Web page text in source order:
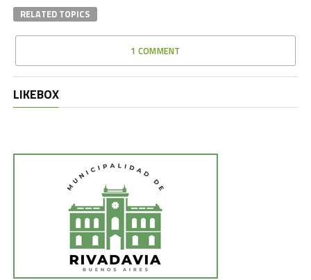
RELATED TOPICS
1 COMMENT
LIKEBOX